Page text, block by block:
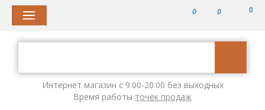
0 0 0
Интернет магазин с 9:00-20:00 без выходных
Время работы точек продаж